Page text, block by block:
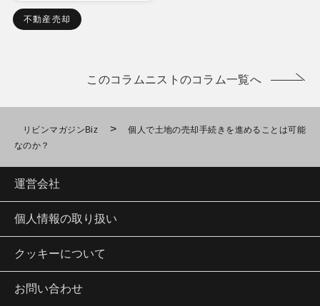
不動産売却
このコラムニストのコラム一覧へ
リビンマガジンBiz >
個人で土地の売却手続きを進めることは可能
なのか？
運営会社
個人情報の取り扱い
クッキーについて
お問い合わせ